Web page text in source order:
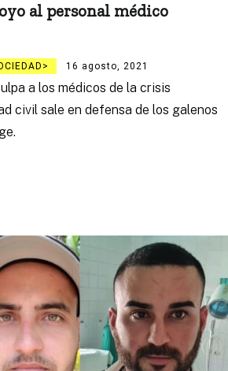
al personal médico
16 agosto, 2021
a los médicos de la crisis
civil sale en defensa de los galenos